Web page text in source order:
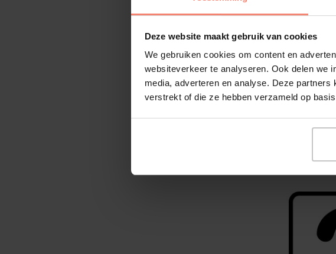
Deze website maakt gebruik van cookies
We gebruiken cookies om content en
websiteverkeer te analyseren. Ook delen we
media, adverteren en analyse. Deze
verstrekt of die ze hebben verzameld op